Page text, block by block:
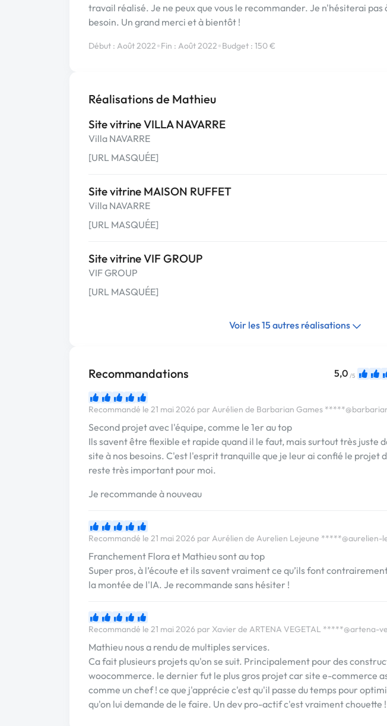
travail réalisé. Je ne peux que vous le recommander. Je n'hésiterai pas
besoin. Un grand merci et à bientôt !
Début : Août 2022•Fin : Août 2022•Budget : 150 €
Réalisations de Mathieu
Site vitrine VILLA NAVARRE
Villa NAVARRE
[URL MASQUÉE]
Site vitrine MAISON RUFFET
Villa NAVARRE
[URL MASQUÉE]
Site vitrine VIF GROUP
VIF GROUP
[URL MASQUÉE]
Voir les 15 autres réalisations
Recommandations 5,0 /5
Recommandé le 21 mai 2026 par Aurélien de Barbarian Games
Second projet avec l'équipe, comme le 1er au top
Ils savent être flexible et rapide quand il le faut, mais surtout très juste
site à nos besoins. C'est l'esprit tranquille que je leur ai confié le projet
reste très important pour moi.
Je recommande à nouveau
Recommandé le 21 mai 2026 par Aurélien de Aurelien Lejeune *****@aurelien-
Franchement Flora et Mathieu sont au top
Super pros, à l’écoute et ils savent vraiment ce qu’ils font
la montée de l'IA. Je recommande sans hésiter !
Recommandé le 21 mai 2026 par Xavier de ARTENA VEGETAL *****@artena-
Mathieu nous a rendu de multiples services.
Ca fait plusieurs projets qu'on se suit. Principalement pour des
woocommerce. le dernier fut le plus gros projet car site e-commerce
comme un chef ! ce que j'apprécie c'est qu'il passe du temps pour
qu'on lui demande de le faire. Un dev pro-actif c'est vraiment chouette !